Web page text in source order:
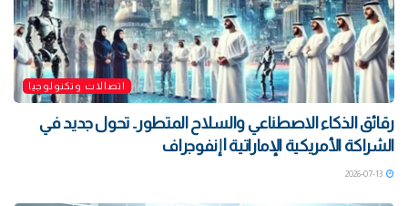
اتصالات وتكنولوجيا
رقائق الذكاء الاصطناعي والسلاح المتطور.. تحول جديد في
الشراكة الأمريكية الإماراتية | إنفوجراف